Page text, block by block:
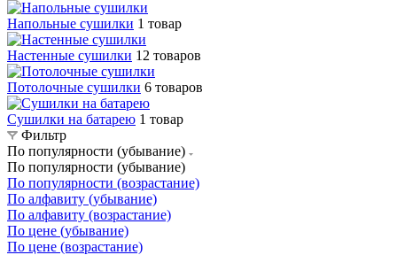
Напольные сушилки 1 товар
Настенные сушилки 12 товаров
Потолочные сушилки 6 товаров
Сушилки на батарею 1 товар
Фильтр
По популярности (убывание)
По популярности (убывание)
По популярности (возрастание)
По алфавиту (убывание)
По алфавиту (возрастание)
По цене (убывание)
По цене (возрастание)